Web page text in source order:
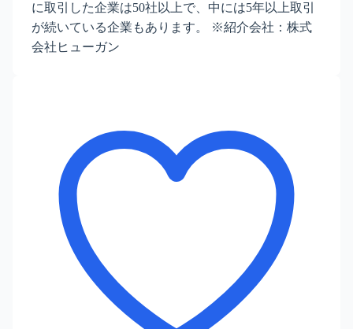
に取引した企業は50社以上で、中には5年以上取引
が続いている企業もあります。 ※紹介会社：株式
会社ヒューガン